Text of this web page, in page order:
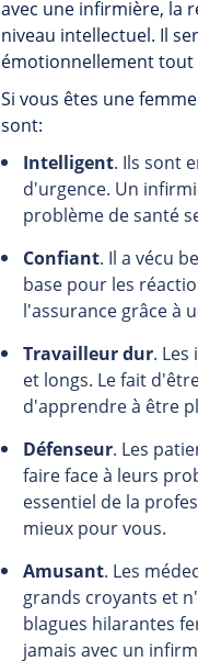
avec une infirmière, la
niveau intellectuel. Il
émotionnellement tout
Si vous êtes une
sont:
Intelligent. Ils sont
d'urgence. Un
problème de santé
Confiant. Il a vécu
base pour les
l'assurance grâce à
Travailleur dur. Les
et longs. Le fait
d'apprendre à être
Défenseur. Les
faire face à leurs
essentiel de la
mieux pour vous.
Amusant. Les
grands croyants et
blagues hilarantes
jamais avec un